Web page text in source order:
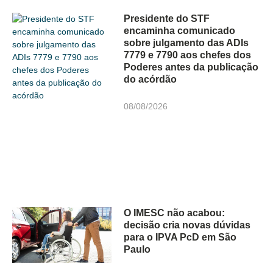
Presidente do STF
encaminha comunicado
sobre julgamento das ADIs
7779 e 7790 aos chefes dos
Poderes antes da publicação
do acórdão
08/08/2026
O IMESC não acabou:
decisão cria novas dúvidas
para o IPVA PcD em São
Paulo